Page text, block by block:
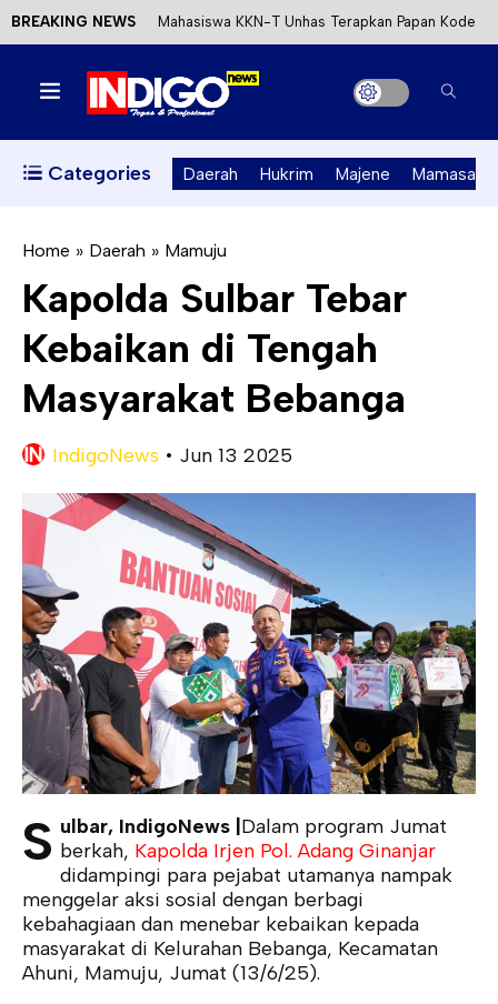
BREAKING NEWS Mahasiswa KKN-T Unhas Terapkan Papan Kode
Etik Wisata di Pantai Lawere Desa Lotang Salo
Satu DPO Pengeroyokan SPBU Tapalang
Ditangkap, Satu Lagi Kabur ke Kalimantan
Perizinan Air Tanah melalui Aplikasi SAPO
Kecewa Kapolresta Absen, APPK Mamuju
Soroti Kejanggalan Kasus Tambang Emas Ilegal
Categories Daerah Hukrim Majene Mamasa
Home » Daerah » Mamuju
Kapolda Sulbar Tebar
Kebaikan di Tengah
Masyarakat Bebanga
IndigoNews • Jun 13 2025
S ulbar, IndigoNews | Dalam program Jumat
berkah, Kapolda Irjen Pol. Adang Ginanjar
didampingi para pejabat utamanya nampak
menggelar aksi sosial dengan berbagi
kebahagiaan dan menebar kebaikan kepada
masyarakat di Kelurahan Bebanga, Kecamatan
Ahuni, Mamuju, Jumat (13/6/25).